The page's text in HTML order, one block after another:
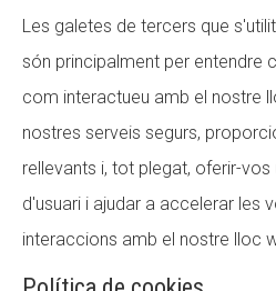
Les galetes de tercers que
són principalment per entendre
com interactueu amb el nostre
nostres serveis segurs,
rellevants i, tot plegat, oferir-
d'usuari i ajudar a accelerar les
interaccions amb el nostre lloc
Missió i valors
Els comptes clars
Memòria d'activitats
Proposta educativa
ACTUALITAT
Notícies